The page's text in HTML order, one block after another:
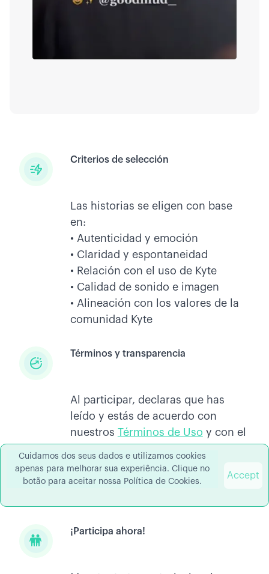
Cuidamos dos seus dados e utilizamos cookies
apenas para melhorar sua experiência. Clique no
botão para aceitar nossa Política de Cookies.
Accept
Criterios de selección
Las historias se eligen con base
en:
• Autenticidad y emoción
• Claridad y espontaneidad
• Relación con el uso de Kyte
• Calidad de sonido e imagen
• Alineación con los valores de la
comunidad Kyte
Términos y transparencia
Al participar, declaras que has
leído y estás de acuerdo con
nuestros Términos de Uso y con el
Uso de Imagen y Contenido, ya
incluidos en el formulario de
¡Participa ahora!